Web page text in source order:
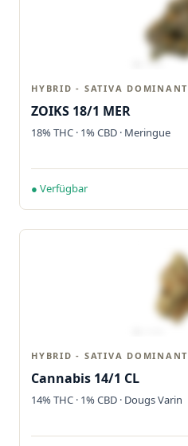
HYBRID - SATIVA DOMINANT
ZOIKS 18/1 MER
18% THC · 1% CBD · Meringue
● Verfügbar
HYBRID - SATIVA DOMINANT
Cannabis 14/1 CL
14% THC · 1% CBD · Dougs Varin